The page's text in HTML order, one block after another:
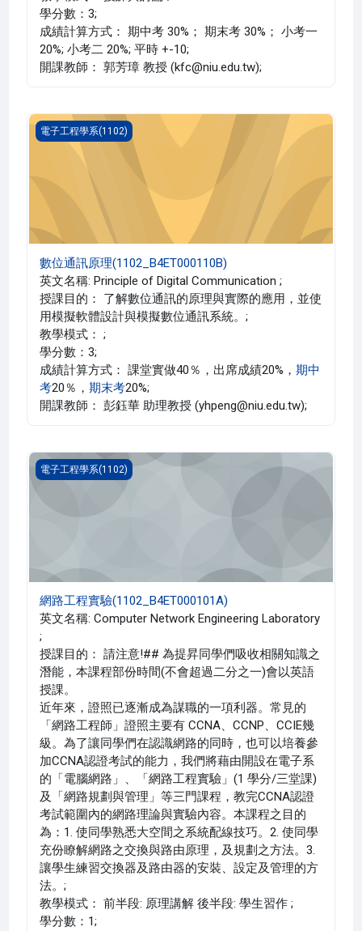
學分數：3;
成績計算方式： 期中考 30%； 期末考 30%； 小考一
20%; 小考二 20%; 平時 +-10;
開課教師： 郭芳璋 教授 (kfc@niu.edu.tw);
數位通訊原理(1102_B4ET000110B)
電子工程學系(1102)
數位通訊原理(1102_B4ET000110B)
英文名稱: Principle of Digital Communication ;
授課目的： 了解數位通訊的原理與實際的應用，並使
用模擬軟體設計與模擬數位通訊系統。;
教學模式： ;
學分數：3;
成績計算方式： 課堂實做40％，出席成績20%， 期中
考20％， 期末考20%;
開課教師： 彭鈺華 助理教授 (yhpeng@niu.edu.tw);
網路工程實驗(1102_B4ET000101A)
電子工程學系(1102)
網路工程實驗(1102_B4ET000101A)
英文名稱: Computer Network Engineering Laboratory
;
授課目的： 請注意!## 為提昇同學們吸收相關知識之
潛能，本課程部份時間(不會超過二分之一)會以英語
授課。
近年來，證照已逐漸成為謀職的一項利器。常見的
「網路工程師」證照主要有 CCNA、CCNP、CCIE幾
級。為了讓同學們在認識網路的同時，也可以培養參
加CCNA認證考試的能力，我們將藉由開設在電子系
的「電腦網路」、「網路工程實驗」(1 學分/三堂課)
及「網路規劃與管理」等三門課程，教完CCNA認證
考試範圍內的網路理論與實驗內容。本課程之目的
為：1. 使同學熟悉大空間之系統配線技巧。2. 使同學
充份瞭解網路之交換與路由原理，及規劃之方法。3.
讓學生練習交換器及路由器的安裝、設定及管理的方
法。;
教學模式： 前半段: 原理講解 後半段: 學生習作 ;
學分數：1;